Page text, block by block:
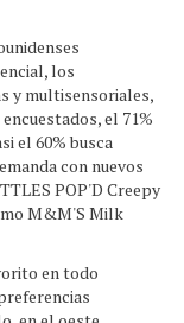
los
y multisensoriales,
el 71%
el 60% busca
con nuevos
POP'D Creepy
M&M'S Milk
en todo